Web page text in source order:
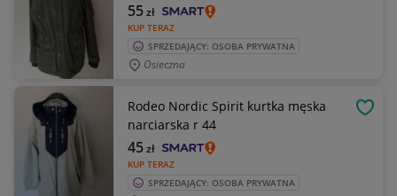
KUP TERAZ
55zł
SPRZEDAJĄCY: OSOBA PRYWATNA
Osieczna
Rodeo Nordic Spirit kurtka męska
narciarska r 44
KUP TERAZ
45zł
SPRZEDAJĄCY: OSOBA PRYWATNA